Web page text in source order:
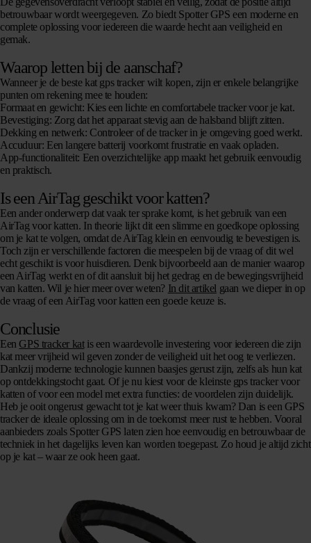
betrouwbaar wordt weergegeven. Zo biedt Spotter GPS een moderne en
complete oplossing voor iedereen die waarde hecht aan veiligheid en
gemak.
Waarop letten bij de aanschaf?
Wanneer je de beste kat gps tracker wilt kopen, zijn er enkele belangrijke
punten om rekening mee te houden:
Formaat en gewicht: Kies een lichte en comfortabele tracker voor je kat.
Bevestiging: Zorg dat het apparaat stevig aan de halsband blijft zitten.
Dekking en netwerk: Controleer of de tracker in je omgeving goed werkt.
Accuduur: Een langere batterij voorkomt frustratie en vaak opladen.
App-functionaliteit: Een overzichtelijke app maakt het gebruik eenvoudig
en praktisch.
Is een AirTag geschikt voor katten?
Een ander onderwerp dat vaak ter sprake komt, is het gebruik van een
AirTag voor katten. In theorie lijkt dit een slimme en goedkope oplossing
om je kat te volgen, omdat de AirTag klein en eenvoudig te bevestigen is.
Toch zijn er verschillende factoren die meespelen bij de vraag of dit wel
echt geschikt is voor huisdieren. Denk bijvoorbeeld aan de manier waarop
een AirTag werkt en of dit aansluit bij het gedrag en de bewegingsvrijheid
van katten. Wil je hier meer over weten? In dit artikel gaan we dieper in op
de vraag of een AirTag voor katten een goede keuze is.
Conclusie
Een GPS tracker katis een waardevolle investering voor iedereen die zijn
kat meer vrijheid wil geven zonder de veiligheid uit het oog te verliezen.
Dankzij moderne technologie kunnen baasjes gerust zijn, zelfs als hun kat
op ontdekkingstocht gaat. Of je nu kiest voor de kleinste gps tracker voor
katten of voor een model met extra functies: de voordelen zijn duidelijk.
Heb je ooit ongerust gewacht tot je kat weer thuis kwam? Dan is een GPS
tracker de ideale oplossing om in de toekomst meer rust te hebben. Vooral
aanbieders zoals Spotter GPS laten zien hoe eenvoudig en betrouwbaar de
techniek in het dagelijks leven kan worden toegepast. Zo houd je altijd zicht
op je kat – waar ze ook heen gaat.